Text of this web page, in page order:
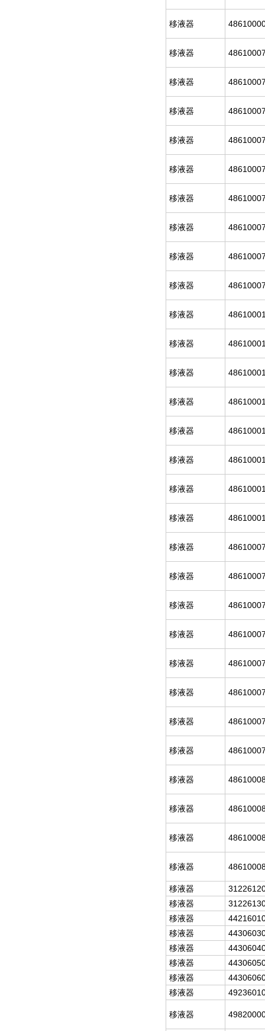
移液器
移液器
移液器
移液器
移液器
移液器
移液器
移液器
移液器
移液器
移液器
移液器
移液器
移液器
移液器
移液器
移液器
移液器
移液器
移液器
移液器
移液器
移液器
移液器
移液器
移液器
移液器
移液器
移液器
移液器
移液器
移液器
移液器
移液器
移液器
移液器
移液器
移液器
移液器